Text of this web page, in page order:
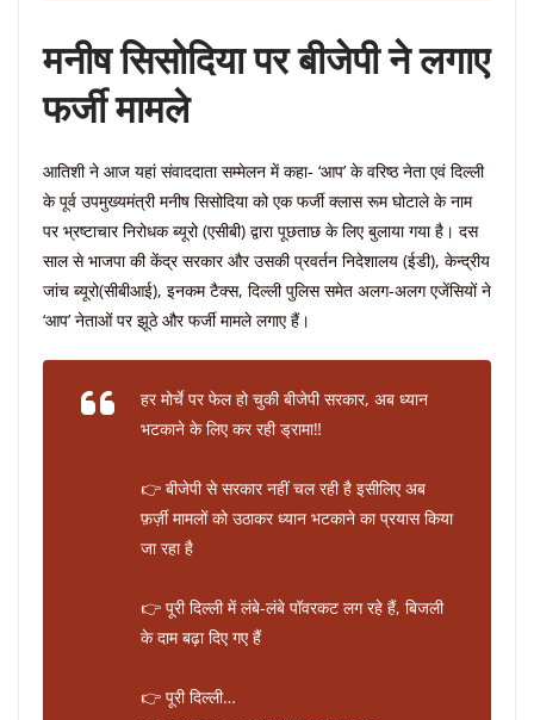
मनीष सिसोदिया पर बीजेपी ने लगाए
फर्जी मामले
आतिशी ने आज यहां संवाददाता सम्मेलन में कहा- ‘आप’ के वरिष्ठ नेता एवं दिल्ली
के पूर्व उपमुख्यमंत्री मनीष सिसोदिया को एक फर्जी क्लास रूम घोटाले के नाम
पर भ्रष्टाचार निरोधक ब्यूरो (एसीबी) द्वारा पूछताछ के लिए बुलाया गया है। दस
साल से भाजपा की केंद्र सरकार और उसकी प्रवर्तन निदेशालय (ईडी), केन्द्रीय
जांच ब्यूरो(सीबीआई), इनकम टैक्स, दिल्ली पुलिस समेत अलग-अलग एजेंसियों ने
‘आप’ नेताओं पर झूठे और फर्जी मामले लगाए हैं।
हर मोर्चे पर फेल हो चुकी बीजेपी सरकार, अब ध्यान
भटकाने के लिए कर रही ड्रामा‼️
👉 बीजेपी से सरकार नहीं चल रही है इसीलिए अब
फ़र्ज़ी मामलों को उठाकर ध्यान भटकाने का प्रयास किया
जा रहा है
👉 पूरी दिल्ली में लंबे-लंबे पॉवरकट लग रहे हैं, बिजली
के दाम बढ़ा दिए गए हैं
👉 पूरी दिल्ली…